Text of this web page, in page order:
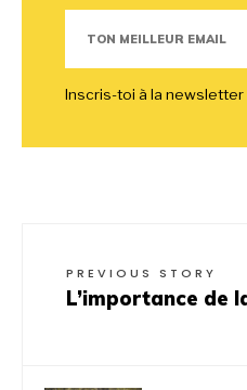
Inscris-toi à la
PREVIOUS STORY
L’importance de